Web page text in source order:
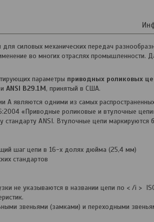
для силовых механических передач
во многих отраслях промышленности.
параметры приводных роликовых
ANSI B29.1М, принятый в США.
А являются одними из самых
«Приводные роликовые и втулочные
стандарту ANSI. Втулочные цепи
шаг цепи в 16-х долях дюйма (25,4 мм)
стандартов
не указываются в названии цепи по < /i >
звеньями (замками) и переходными